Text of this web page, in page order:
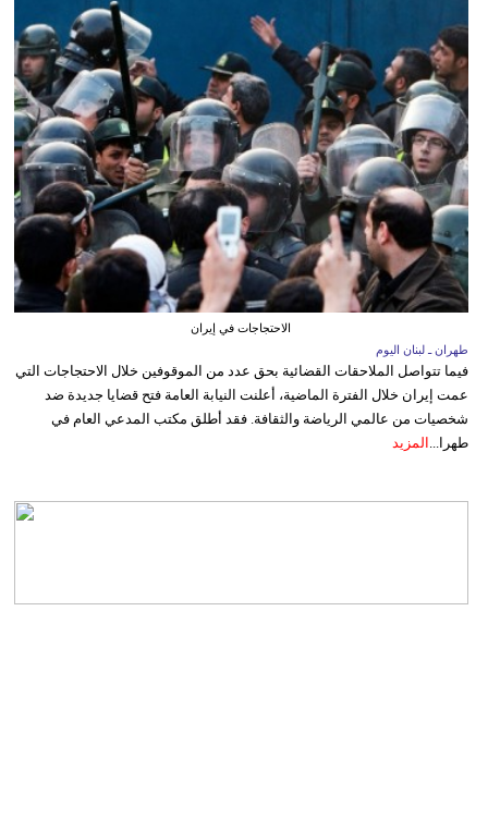
الاحتجاجات في إيران
طهران ـ لبنان اليوم
فيما تتواصل الملاحقات القضائية بحق عدد من الموقوفين خلال الاحتجاجات التي
عمت إيران خلال الفترة الماضية، أعلنت النيابة العامة فتح قضايا جديدة ضد
شخصيات من عالمي الرياضة والثقافة. فقد أطلق مكتب المدعي العام في
طهرا... المزيد